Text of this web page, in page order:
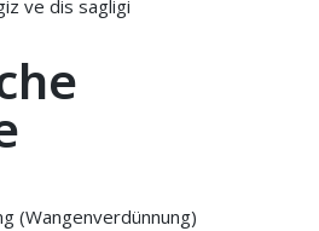
(Wangenverdünnung)